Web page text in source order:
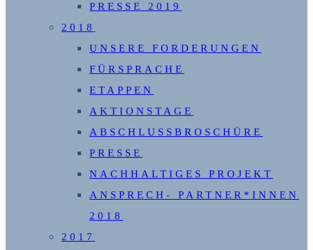
PRESSE 2019
2018
UNSERE FORDERUNGEN
FÜRSPRACHE
ETAPPEN
AKTIONSTAGE
ABSCHLUSSBROSCHÜRE
PRESSE
NACHHALTIGES PROJEKT
ANSPRECH- PARTNER*INNEN
2018
2017